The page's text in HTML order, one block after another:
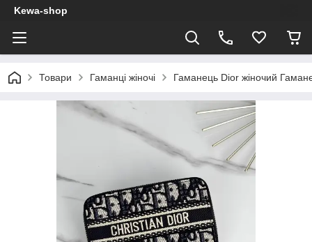
Kewa-shop
Товари Гаманці жіночі Гаманець Dior жіночий